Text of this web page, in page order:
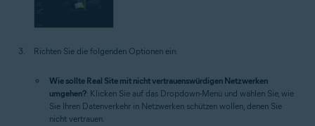
Richten Sie die folgenden Optionen ein:
Wie sollte Real Site mit nicht vertrauenswürdigen Netzwerken
umgehen?: Klicken Sie auf das Dropdown-Menü und wählen Sie, wie
Sie Ihren Datenverkehr in Netzwerken schützen wollen, denen Sie
nicht vertrauen.